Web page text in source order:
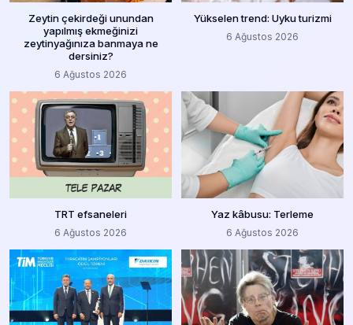
Zeytin çekirdeği unundan
yapılmış ekmeğinizi
zeytinyağınıza banmaya ne
dersiniz?
6 Ağustos 2026
Yükselen trend: Uyku turizmi
6 Ağustos 2026
TRT efsaneleri
6 Ağustos 2026
Yaz kâbusu: Terleme
6 Ağustos 2026